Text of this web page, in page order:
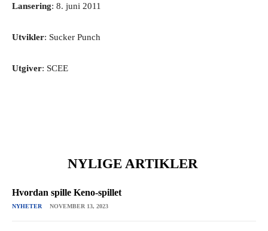
Lansering: 8. juni 2011
Utvikler: Sucker Punch
Utgiver: SCEE
NYLIGE ARTIKLER
Hvordan spille Keno-spillet
NYHETER NOVEMBER 13, 2023